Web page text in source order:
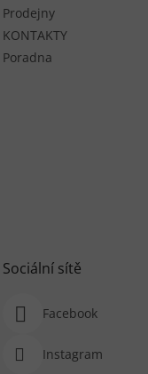
Prodejny
KONTAKTY
Poradna
Sociální sítě
Facebook
Instagram